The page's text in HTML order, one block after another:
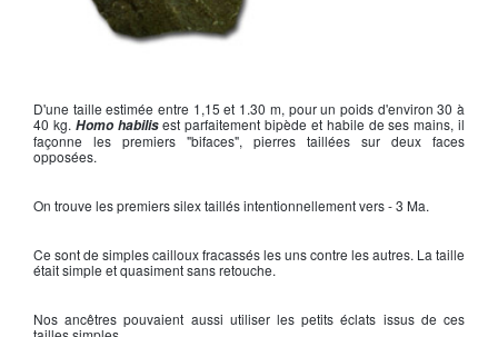
D'une taille estimée entre 1,15 et 1.30 m, pour un poids d'environ 30 à
40 kg. Homo habilisest parfaitement bipède et habile de ses mains, il
façonne les premiers "bifaces", pierres taillées sur deux faces
opposées.
On trouve les premiers silex taillés intentionnellement vers - 3 Ma.
Ce sont de simples cailloux fracassés les uns contre les autres. La taille
était simple et quasiment sans retouche.
Nos ancêtres pouvaient aussi utiliser les petits éclats issus de ces